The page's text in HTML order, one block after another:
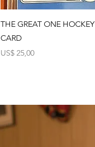
Visualização rápida
THE GREAT ONE HOCKEY
CARD
Preço
US$ 25,00